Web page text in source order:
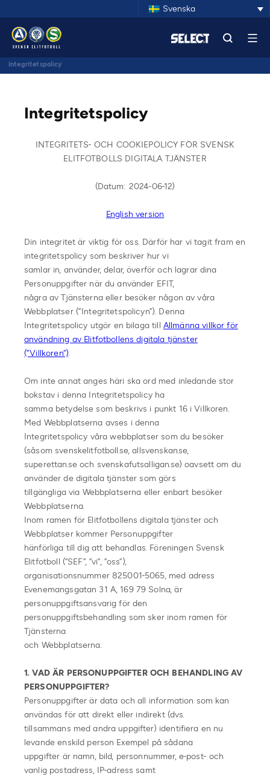
Svenska
Integritetspolicy
Integritetspolicy
INTEGRITETS- OCH COOKIEPOLICY FÖR SVENSK
ELITFOTBOLLS DIGITALA TJÄNSTER
(Datum: 2024-06-12)
English version
Din integritet är viktig för oss. Därför har vi tagit fram en
integritetspolicy som beskriver hur vi
samlar in, använder, delar, överför och lagrar dina
Personuppgifter när du använder EFIT,
några av Tjänsterna eller besöker någon av våra
Webbplatser (”Integritetspolicyn”). Denna
Integritetspolicy utgör en bilaga till Allmänna villkor för
användning av Elitfotbollens digitala tjänster
(”Villkoren”).
Om inte annat anges häri ska ord med inledande stor
bokstav i denna Integritetspolicy ha
samma betydelse som beskrivs i punkt 16 i Villkoren.
Med Webbplatserna avses i denna
Integritetspolicy våra webbplatser som du besöker
(såsom svenskelitfotboll.se, allsvenskan.se,
superettan.se och svenskafutsalligan.se) oavsett om du
använder de digitala tjänster som görs
tillgängliga via Webbplatserna eller enbart besöker
Webbplatserna.
Inom ramen för Elitfotbollens digitala tjänster och
Webbplatser kommer Personuppgifter
hänförliga till dig att behandlas. Föreningen Svensk
Elitfotboll (”SEF”, ”vi”, ”oss”),
organisationsnummer 825001-5065, med adress
Evenemangsgatan 31 A, 169 79 Solna, är
personuppgiftsansvarig för den
personuppgiftsbehandling som sker inom ramen för
Tjänsterna
och Webbplatserna.
1. VAD ÄR PERSONUPPGIFTER OCH BEHANDLING AV
PERSONUPPGIFTER?
Personuppgifter är data och all information som kan
användas för att direkt eller indirekt (dvs.
tillsammans med andra uppgifter) identifiera en nu
levande enskild person Exempel på sådana
uppgifter är namn, bild, personnummer, e-post- och
vanlig postadress, IP-adress samt